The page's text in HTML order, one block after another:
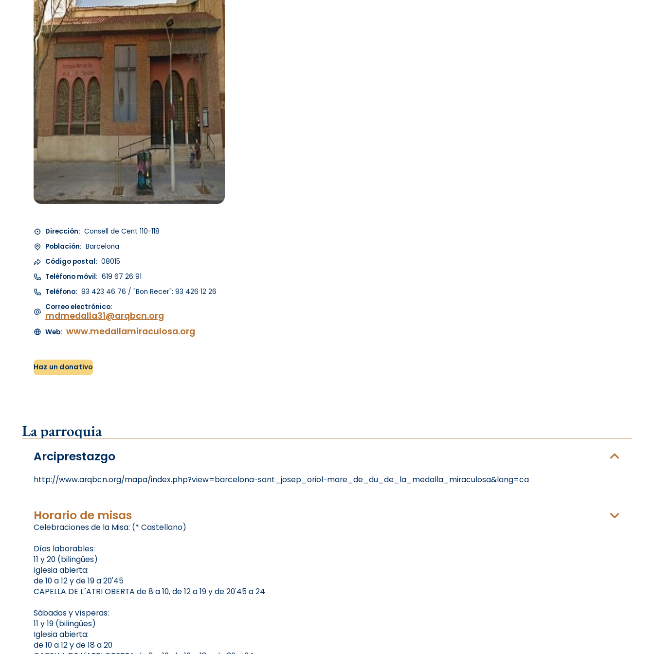
Dirección: Consell de Cent 110-118
Población: Barcelona
Código postal: 08015
Teléfono móvil: 619 67 26 91
Teléfono: 93 423 46 76 / "Bon Recer": 93 426 12 26
Correo electrónico:
mdmedalla31@arqbcn.org
Web: www.medallamiraculosa.org
Haz un donativo
La parroquia
Arciprestazgo
http://www.arqbcn.org/mapa/index.php?view=barcelona-sant_josep_oriol-mare_de_du_de_la_medalla_miraculosa&lang=ca
Horario de misas
Celebraciones de la Misa: (* Castellano)
Días laborables:
11 y 20 (bilingües)
Iglesia abierta:
de 10 a 12 y de 19 a 20'45
CAPELLA DE L´ATRI OBERTA de 8 a 10, de 12 a 19 y de 20'45 a 24
Sábados y vísperas:
11 y 19 (bilingües)
Iglesia abierta:
de 10 a 12 y de 18 a 20